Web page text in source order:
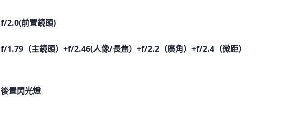
f/2.0(前置鏡頭)
f/1.79（主鏡頭）+f/2.46(人像/長焦）+f/2.2（廣角）+f/2.4（微距）
後置閃光燈